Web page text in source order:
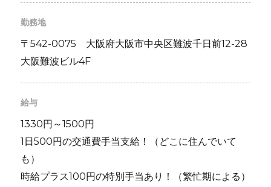
勤務地
〒542-0075 大阪府⼤阪市中央区難波千⽇前12-28
⼤阪難波ビル4F
給与
1330円～1500円
1日500円の交通費手当支給！（どこに住んでいて
も）
時給プラス100円の特別手当あり！（繁忙期による）